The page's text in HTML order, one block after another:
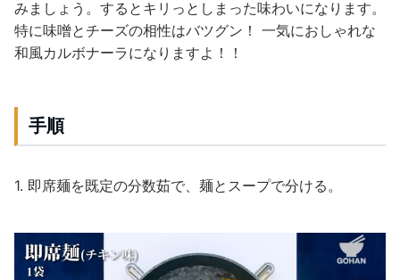
みましょう。するとキリっとしまった味わいになります。
特に味噌とチーズの相性はバツグン！ 一気におしゃれな
和風カルボナーラになりますよ！！
手順
1. 即席麺を既定の分数茹で、麺とスープで分ける。